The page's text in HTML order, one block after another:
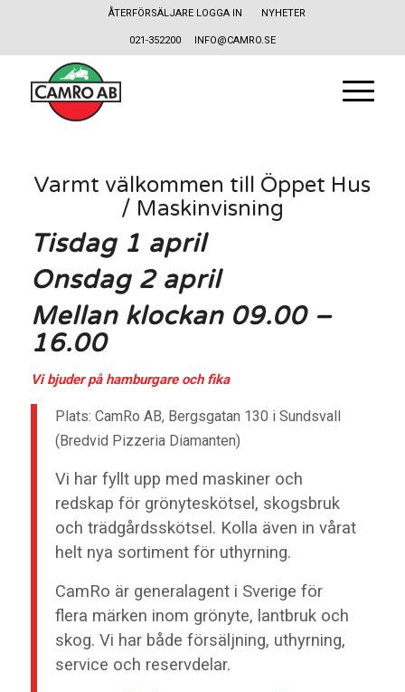
ÅTERFÖRSÄLJARE LOGGA IN NYHETER
021-352200 INFO@CAMRO.SE
Varmt välkommen till Öppet Hus
/ Maskinvisning
Tisdag 1 april
Onsdag 2 april
Mellan klockan 09.00 –
16.00
Vi bjuder på hamburgare och fika
Plats: CamRo AB, Bergsgatan 130 i Sundsvall
(Bredvid Pizzeria Diamanten)
Vi har fyllt upp med maskiner och
redskap för grönyteskötsel, skogsbruk
och trädgårdsskötsel. Kolla även in vårat
helt nya sortiment för uthyrning.
CamRo är generalagent i Sverige för
flera märken inom grönyte, lantbruk och
skog. Vi har både försäljning, uthyrning,
service och reservdelar.